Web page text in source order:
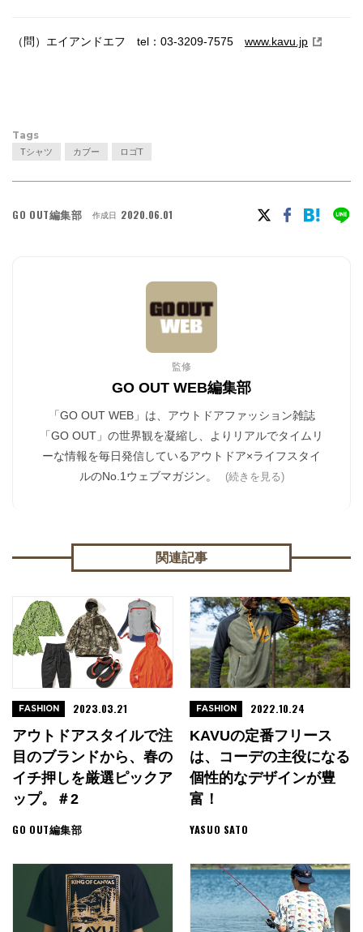
（問）エイアンドエフ tel：03-3209-7575 www.kavu.jp
Tags
Tシャツ カブー ロゴT
GO OUT編集部 作成日 2020.06.01
監修
GO OUT WEB編集部
「GO OUT WEB」は、アウトドアファッション雑誌
「GO OUT」の世界観を凝縮し、よりリアルでタイムリ
ーな情報を毎日発信しているアウトドア×ライフスタイ
ルのNo.1ウェブマガジン。
(続きを見る)
関連記事
アウトドアスタイルで注
目のブランドから、春の
イチ押しを厳選ピックア
ップ。＃2
GO OUT編集部
FASHION 2023.03.21
KAVUの定番フリース
は、コーデの主役になる
個性的なデザインが豊
富！
YASUO SATO
FASHION 2022.10.24